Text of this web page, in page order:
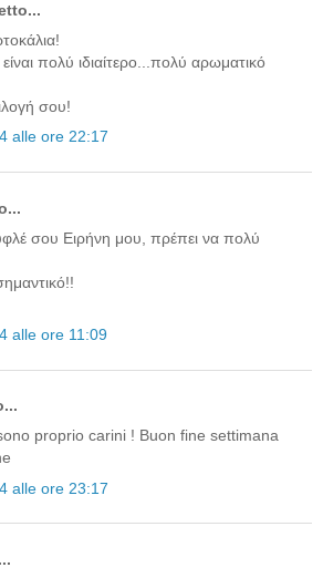
πολύ ιδιαίτερο...πολύ αρωματικό
σου!
alle ore 22:17
σου Ειρήνη μου, πρέπει να πολύ
alle ore 11:09
proprio carini ! Buon fine settimana
alle ore 23:17